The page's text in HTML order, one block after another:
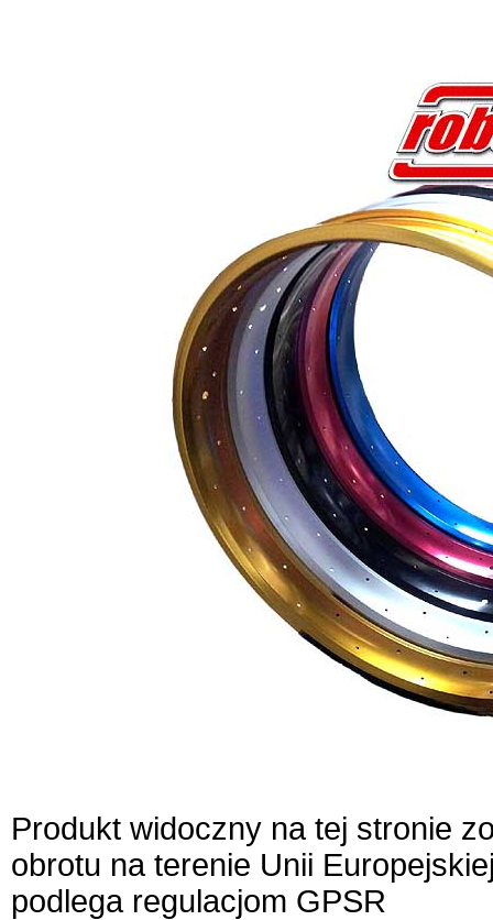
Produkt widoczny na tej stronie
obrotu na terenie Unii
podlega regulacjom GPSR